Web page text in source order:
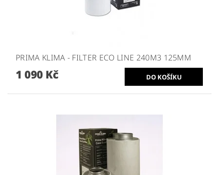
PRIMA KLIMA - FILTER ECO LINE 240M3 125MM
1 090 Kč